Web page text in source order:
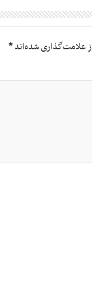
علامت‌گذاری شده‌اند*